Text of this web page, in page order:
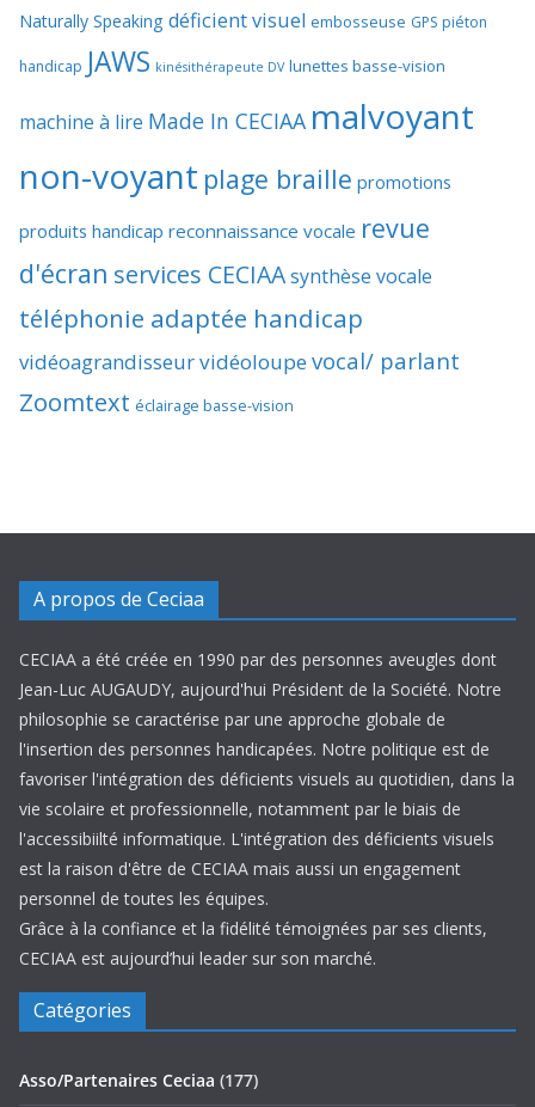
Naturally Speaking déficient visuel embosseuse GPS piéton
handicap JAWS kinésithérapeute DV lunettes basse-vision
machine à lire Made In CECIAA malvoyant
non-voyant plage braille promotions
produits handicap reconnaissance vocale revue
d'écran services CECIAAsynthèse vocale
téléphonie adaptée handicap
vidéoagrandisseurvidéoloupevocal/ parlant
Zoomtext éclairage basse-vision
A propos de Ceciaa
CECIAA a été créée en 1990 par des personnes aveugles dont
Jean-Luc AUGAUDY, aujourd'hui Président de la Société. Notre
philosophie se caractérise par une approche globale de
l'insertion des personnes handicapées. Notre politique est de
favoriser l'intégration des déficients visuels au quotidien, dans la
vie scolaire et professionnelle, notamment par le biais de
l'accessibiilté informatique. L'intégration des déficients visuels
est la raison d'être de CECIAA mais aussi un engagement
personnel de toutes les équipes.
Grâce à la confiance et la fidélité témoignées par ses clients,
CECIAA est aujourd’hui leader sur son marché.
Catégories
Asso/Partenaires Ceciaa (177)